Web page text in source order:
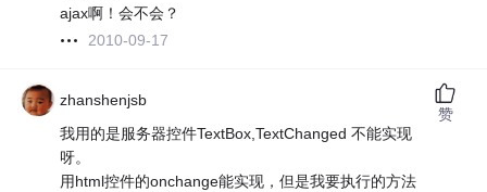
ajax啊！会不会？
2010-09-17
zhanshenjsb
我用的是服务器控件TextBox,TextChanged 不能实现
呀。
用html控件的onchange能实现，但是我要执行的方法
赞